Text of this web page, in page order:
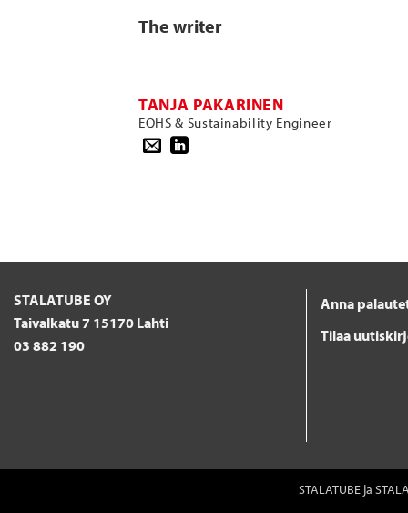
The writer
TANJA PAKARINEN
EQHS & Sustainability Engineer
STALATUBE OY
Taivalkatu 7 15170 Lahti
03 882 190
Anna
Tilaa
STALATUBE ja